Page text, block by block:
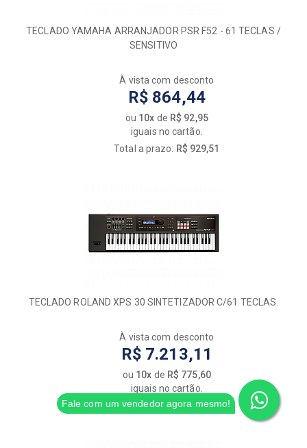
TECLADO YAMAHA ARRANJADOR PSR F52 - 61 TECLAS /
SENSITIVO
À vista com desconto
R$ 864,44
ou 10x de R$ 92,95
iguais no cartão.
Total a prazo: R$ 929,51
TECLADO ROLAND XPS 30 SINTETIZADOR C/61 TECLAS.
À vista com desconto
R$ 7.213,11
ou 10x de R$ 775,60
iguais no cartão.
Total a prazo:R$ 7.756,03
Fale com um vendedor agora mesmo!